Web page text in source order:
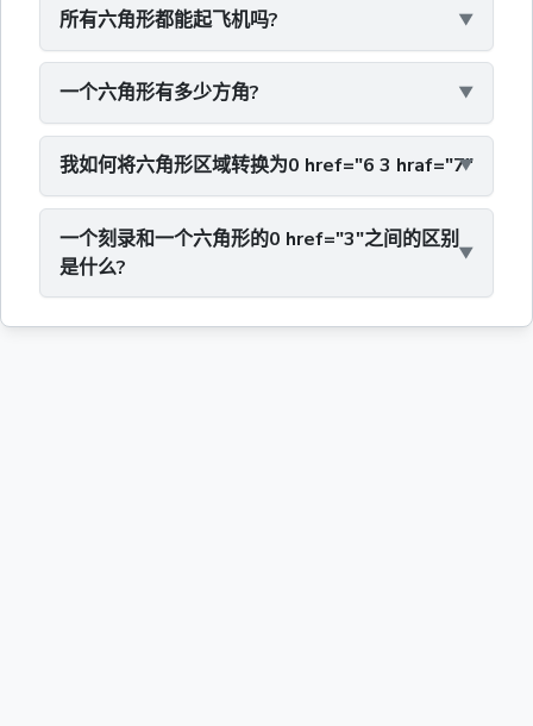
所有六角形都能起飞机吗?
一个六角形有多少方角?
我如何将六角形区域转换为0 href="6 3 hraf="7"
一个刻录和一个六角形的0 href="3"之间的区别
是什么?